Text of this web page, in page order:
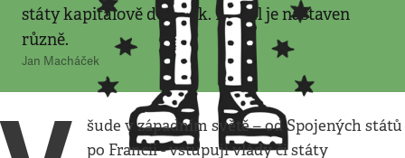
státy kapitálově do bank. Model je nastaven
různě.
Jan Macháček
šude v západním světě – od Spojených států
po Francii - vstupují vlády či státy